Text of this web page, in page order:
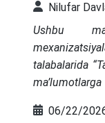
Nilufar
Ushbu
talabalarida
nazariy-
06/22/